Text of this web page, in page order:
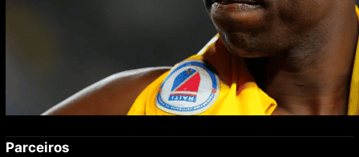
Parceiros